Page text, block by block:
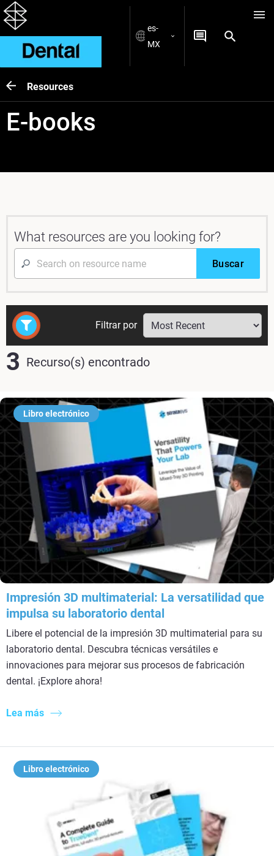
es-
MX
Resources
E-books
What resources are you looking for?
Buscar
3 Recurso(s) encontrado
Filtrar por
Libro electrónico
Impresión 3D multimaterial: La versatilidad que
impulsa su laboratorio dental
Libere el potencial de la impresión 3D multimaterial para su
laboratorio dental. Descubra técnicas versátiles e
innovaciones para mejorar sus procesos de fabricación
dental. ¡Explore ahora!
Lea más
Libro electrónico